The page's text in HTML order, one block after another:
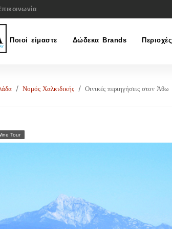
Ποιοί είμαστε Δώδεκα Brands Περιοχές
Νομός Χαλκιδικής Οινικές περιηγήσεις στον Άθω
Tour